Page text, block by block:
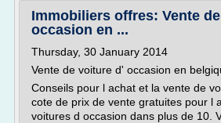
Immobiliers offres: Vente
occasion en ...
Thursday, 30 January 2014
Vente de voiture d' occasion en
Conseils pour l achat et la vente de
cote de prix de vente gratuites pour l
voitures d occasion dans plus de 10.